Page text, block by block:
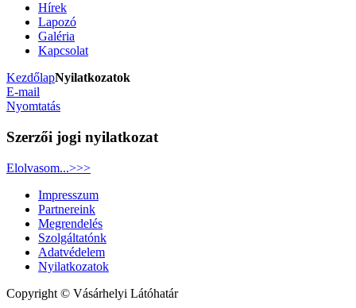
Hírek
Lapozó
Galéria
Kapcsolat
KezdőlapNyilatkozatok
E-mail
Nyomtatás
Szerzői jogi nyilatkozat
Elolvasom...>>>
Impresszum
Partnereink
Megrendelés
Szolgáltatónk
Adatvédelem
Nyilatkozatok
Copyright © Vásárhelyi Látóhatár